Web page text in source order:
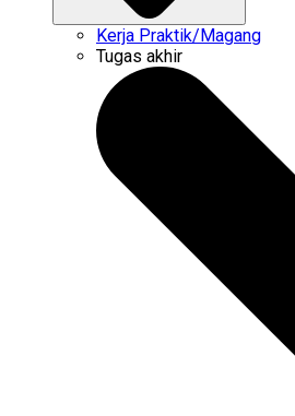
Kerja Praktik/Magang
Tugas akhir